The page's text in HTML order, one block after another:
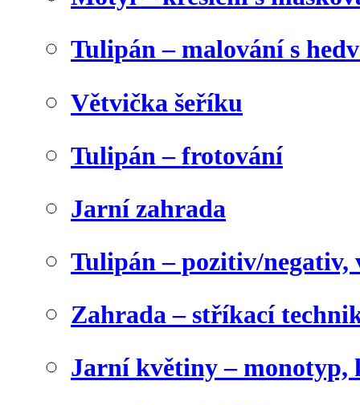
Tulipán – malování s
Větvička šeříku
Tulipán – frotování
Jarní zahrada
Tulipán – pozitiv/negativ,
Zahrada – stříkací
Jarní květiny – monotyp,